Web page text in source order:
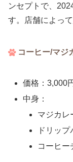
ンセプトで、
す。店舗によっ
コーヒー/マジ
価格：3,000
中身：
マジカレ
ドリッ
コーヒー